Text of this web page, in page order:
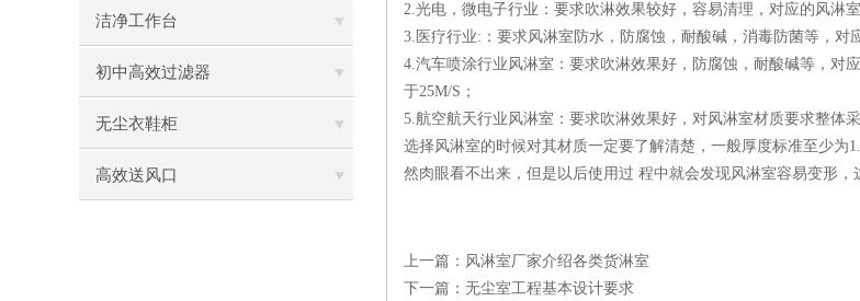
洁净工作台
初中高效过滤器
无尘衣鞋柜
高效送风口
2.光电，微电子行业：要求吹淋效果较好，容易清理，对应的风淋
3.医疗行业:：要求风淋室防水，防腐蚀，耐酸碱，消毒防菌等，对
4.汽车喷涂行业风淋室：要求吹淋效果好，防腐蚀，耐酸碱等，对
于25M/S；
5.航空航天行业风淋室：要求吹淋效果好，对风淋室材质要求整体
选择风淋室的时候对其材质一定要了解清楚，一般厚度标准至少
然肉眼看不出来，但是以后使用过 程中就会发现风淋室容易变形，
上一篇： 风淋室厂家介绍各类货淋室
下一篇： 无尘室工程基本设计要求